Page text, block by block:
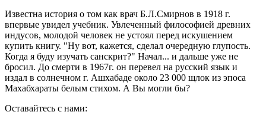
Известна история о том как врач Б.Л.Смирнов в 1918 г.
впервые увидел учебник. Увлеченный философией древних
индусов, молодой человек не устоял перед искушением
купить книгу. "Ну вот, кажется, сделал очередную глупость.
Когда я буду изучать санскрит?" Начал... и дальше уже не
бросил. До смерти в 1967г. он перевел на русский язык и
издал в солнечном г. Ашхабаде около 23 000 щлок из эпоса
Махабхараты белым стихом. А Вы могли бы?
Оставайтесь с нами: